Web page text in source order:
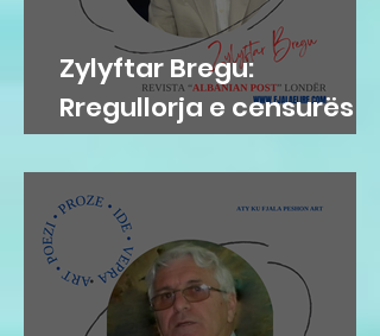
Zylyftar Bregu:
Rregullorja e censurës
në Gjykatën e Posaçme